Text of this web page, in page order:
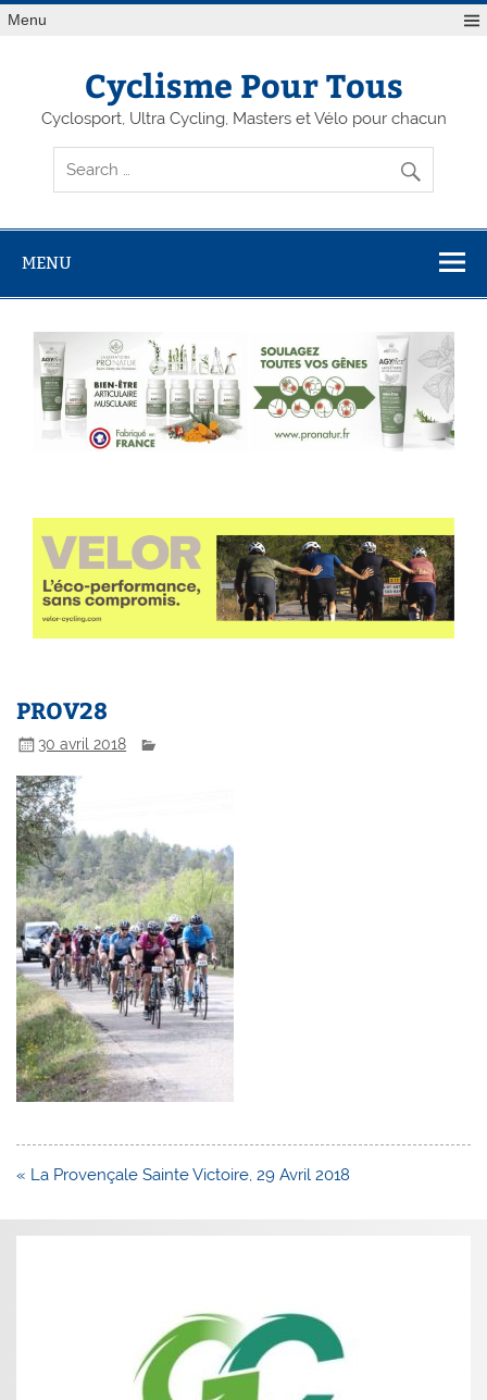
Menu
Cyclisme Pour Tous
Cyclosport, Ultra Cycling, Masters et Vélo pour chacun
MENU
PROV28
30 avril 2018
Navigation
l’article
« La Provençale Sainte Victoire, 29 Avril 2018